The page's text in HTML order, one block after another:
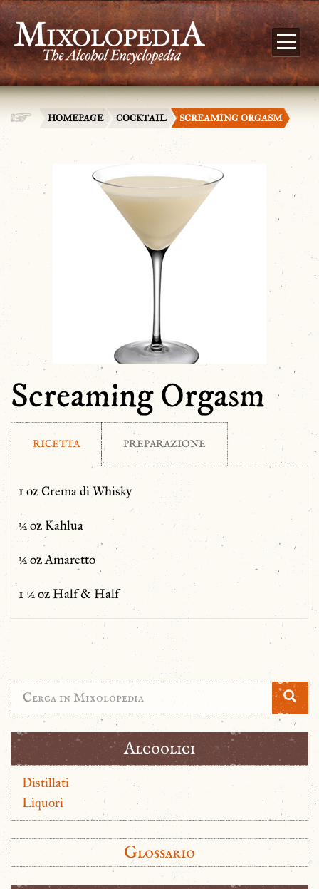
HOMEPAGE COCKTAIL SCREAMING ORGASM
Screaming Orgasm
RICETTA PREPARAZIONE
1 oz Crema di Whisky
½ oz Kahlua
½ oz Amaretto
1 ½ oz Half & Half
Alcoolici
Distillati
Liquori
Glossario